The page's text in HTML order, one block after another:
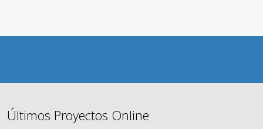
Últimos Proyectos Online